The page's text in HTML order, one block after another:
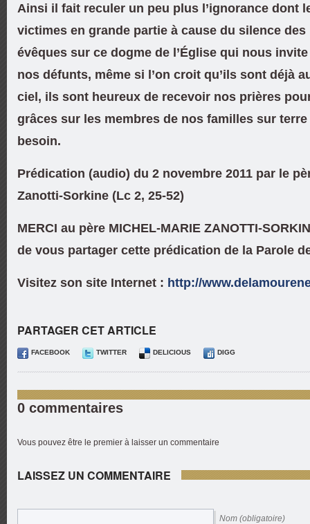
Ainsi il fait reculer un peu plus l’ignorance dont
victimes en grande partie à cause du silence
évêques sur ce dogme de l’Église qui nous
nos défunts, même si l’on croit qu’ils sont déjà
ciel, ils sont heureux de recevoir nos prières
grâces sur les membres de nos familles sur
besoin.
Prédication (audio) du 2 novembre 2011 par le
Zanotti-Sorkine (Lc 2, 25-52)
MERCI au père MICHEL-MARIE ZANOTTI-
de vous partager cette prédication de la Parole
Visitez son site Internet : http://
PARTAGER CET ARTICLE
FACEBOOK TWITTER DELICIOUS DIGG
0 commentaires
Vous pouvez être le premier à laisser un commentaire
LAISSEZ UN COMMENTAIRE
Nom (obligatoire)